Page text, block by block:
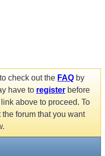
check out the FAQ by
have to register before
above to proceed. To
forum that you want